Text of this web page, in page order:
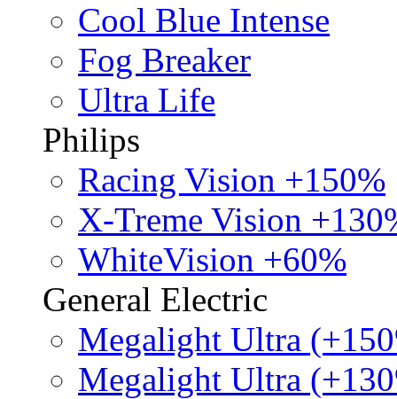
Cool Blue Intense
Fog Breaker
Ultra Life
Philips
Racing Vision +150%
X-Treme Vision
WhiteVision +60%
General Electric
Megalight Ultra
Megalight Ultra